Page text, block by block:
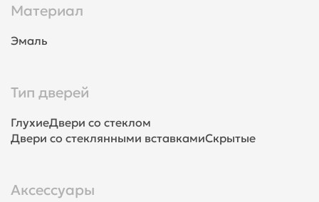
Материал
Эмаль
Тип дверей
ГлухиеДвери со стеклом
Двери со стеклянными вставкамиСкрытые
Аксессуары